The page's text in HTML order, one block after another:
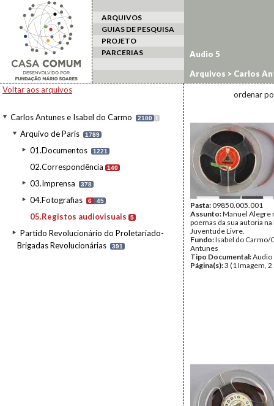
ARQUIVOS
GUIAS DE PESQUISA
PROJETO
PARCERIAS
Voltar aos arquivos
Carlos Antunes e Isabel do Carmo 2180 I
Arquivo de Paris 1789
01.Documentos 1221
02.Correspondência 140
03.Imprensa 378
04.Fotografias 6 45
05.Registos audiovisuais 5
Partido Revolucionário do Proletariado-
Brigadas Revolucionárias
391
Audio 5
Arquivos > Carlos
ordenar
Pasta:09850.005.001
Assunto:Manuel Alegre
poemas da sua autoria na
Juventude Livre.
Fundo:Isabel do Carmo/
Antunes
Tipo Documental:Audio
Página(s):3 (1 Imagem, 2